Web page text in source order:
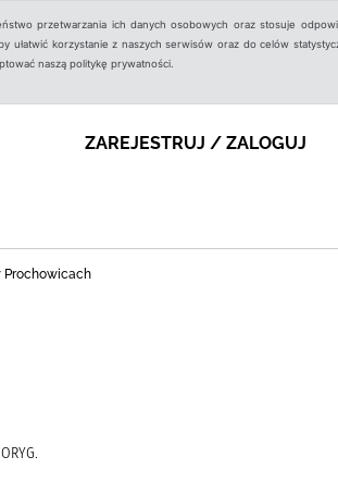
przetwarzania ich danych osobowych oraz stosuje
korzystanie z naszych serwisów oraz do celów
naszą politykę prywatności.
ZAREJESTRUJ / ZALOGUJ
Prochowicach